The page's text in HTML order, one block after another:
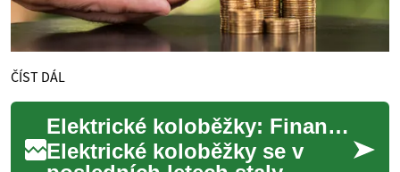
ČÍST DÁL
Elektrické koloběžky: Financování a platební možnosti
Elektrické koloběžky se v